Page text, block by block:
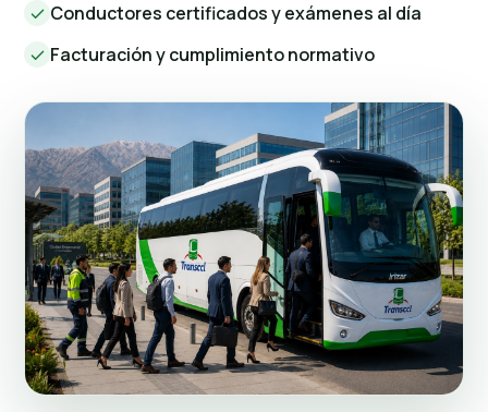
Conductores certificados y exámenes al día
Facturación y cumplimiento normativo